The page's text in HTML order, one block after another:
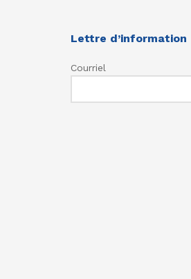
Lettre d’information
Courriel